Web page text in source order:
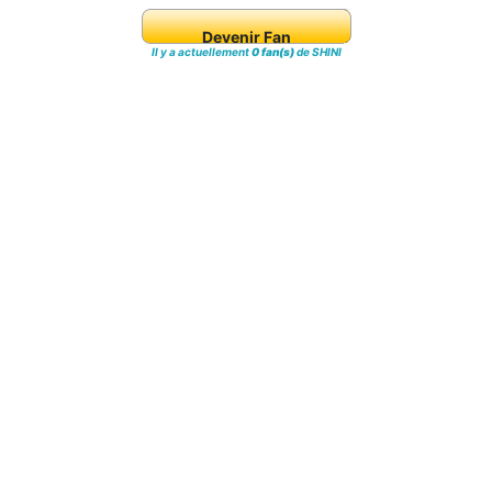
Devenir Fan
Il y a actuellement0 fan(s)de SHINI